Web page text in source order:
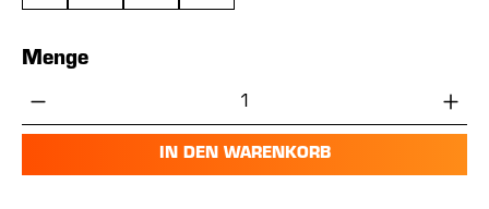
Menge
Produkt Anzahl: Gib den gewünschten
IN DEN WARENKORB